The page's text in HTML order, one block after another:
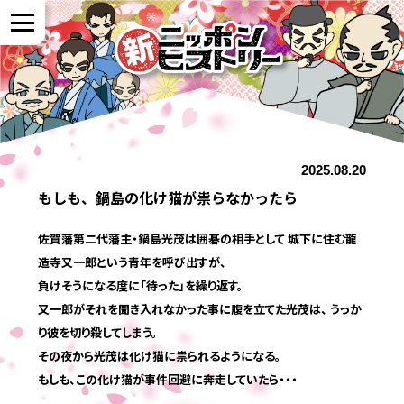
NEWS
参加者の声
全国展開について
よくある質問
2025.08.20
もしも、鍋島の化け猫が祟らなかったら
佐賀藩第二代藩主・鍋島光茂は囲碁の相手として 城下に住む龍
造寺又一郎という青年を呼び出すが、
負けそうになる度に「待った」を繰り返す。
又一郎がそれを聞き入れなかった事に腹を立てた光茂は、 うっか
り彼を切り殺してしまう。
その夜から光茂は化け猫に祟られるようになる。
もしも、この化け猫が事件回避に奔走していたら・・・